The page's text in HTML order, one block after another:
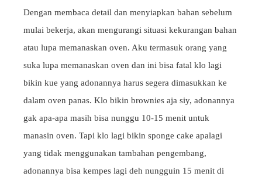
Dengan membaca detail dan menyiapkan bahan sebelum
mulai bekerja, akan mengurangi situasi kekurangan bahan
atau lupa memanaskan oven. Aku termasuk orang yang
suka lupa memanaskan oven dan ini bisa fatal klo lagi
bikin kue yang adonannya harus segera dimasukkan ke
dalam oven panas. Klo bikin brownies aja siy, adonannya
gak apa-apa masih bisa nunggu 10-15 menit untuk
manasin oven. Tapi klo lagi bikin sponge cake apalagi
yang tidak menggunakan tambahan pengembang,
adonannya bisa kempes lagi deh nungguin 15 menit di